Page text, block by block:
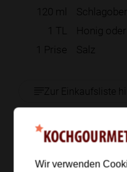
120 ml
1 TL
Honig
1 Prise Salz
Zur Einkaufsliste
Zubereitung
Wir verwenden